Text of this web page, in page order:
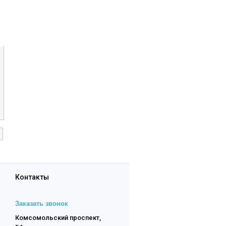
Контакты
Заказать звонок
Комсомольский проспект,